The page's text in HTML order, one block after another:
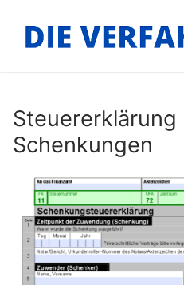
Inhalt
springen
Steuererklärung
Schenkungen